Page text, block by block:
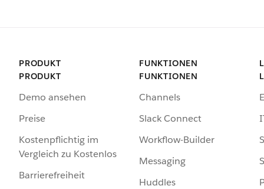
PRODUKT
PRODUKT
Demo ansehen
Preise
Kostenpflichtig im
Vergleich zu Kostenlos
Barrierefreiheit
FUNKTIONEN
FUNKTIONEN
Channels
Slack Connect
Workflow-Builder
Messaging
Huddles